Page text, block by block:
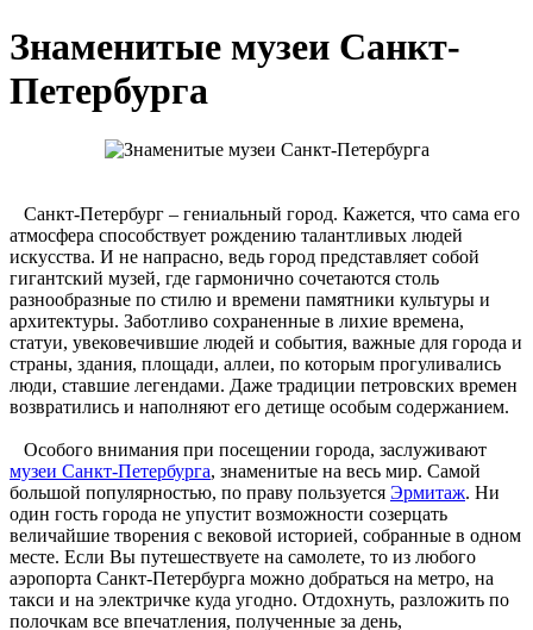
Знаменитые музеи Санкт-
Петербурга
Санкт-Петербург – гениальный город. Кажется, что сама его
атмосфера способствует рождению талантливых людей
искусства. И не напрасно, ведь город представляет собой
гигантский музей, где гармонично сочетаются столь
разнообразные по стилю и времени памятники культуры и
архитектуры. Заботливо сохраненные в лихие времена,
статуи, увековечившие людей и события, важные для города и
страны, здания, площади, аллеи, по которым прогуливались
люди, ставшие легендами. Даже традиции петровских времен
возвратились и наполняют его детище особым содержанием.
Особого внимания при посещении города, заслуживают
музеи Санкт-Петербурга, знаменитые на весь мир. Самой
большой популярностью, по праву пользуется Эрмитаж. Ни
один гость города не упустит возможности созерцать
величайшие творения с вековой историей, собранные в одном
месте. Если Вы путешествуете на самолете, то из любого
аэропорта Санкт-Петербурга можно добраться на метро, на
такси и на электричке куда угодно. Отдохнуть, разложить по
полочкам все впечатления, полученные за день,